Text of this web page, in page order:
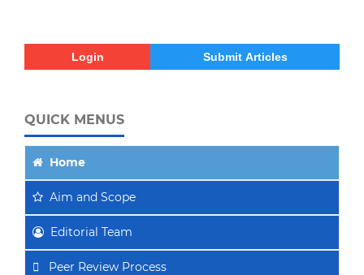
Login Submit Articles
QUICK MENUS
Home
Aim and Scope
Editorial Team
Peer Review Process